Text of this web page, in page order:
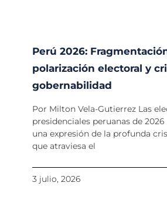
Perú 2026:
polarización electoral y
gobernabilidad
Por Milton Vela-Gutierrez Las
presidenciales peruanas de
una expresión de la profunda
que atraviesa el
3 julio, 2026